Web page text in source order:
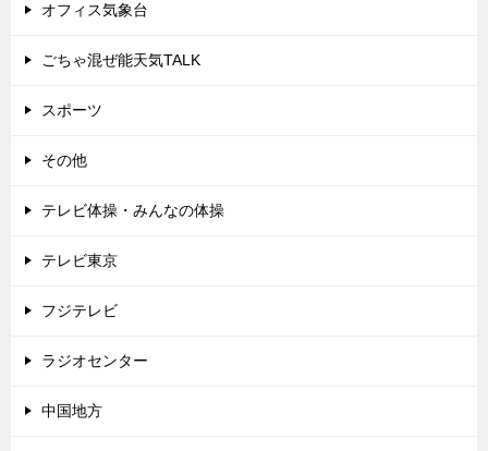
オフィス気象台
ごちゃ混ぜ能天気TALK
スポーツ
その他
テレビ体操・みんなの体操
テレビ東京
フジテレビ
ラジオセンター
中国地方